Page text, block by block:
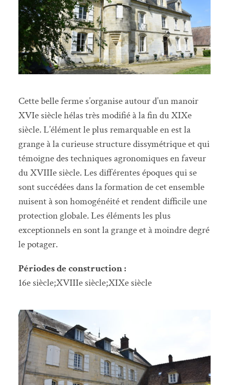
Cette belle ferme s’organise autour d’un manoir
XVIe siècle hélas très modifié à la fin du XIXe
siècle. L’élément le plus remarquable en est la
grange à la curieuse structure dissymétrique et qui
témoigne des techniques agronomiques en faveur
du XVIIIe siècle. Les différentes époques qui se
sont succédées dans la formation de cet ensemble
nuisent à son homogénéité et rendent difficile une
protection globale. Les éléments les plus
exceptionnels en sont la grange et à moindre degré
le potager.
Périodes de construction :
16e siècle;XVIIIe siècle;XIXe siècle